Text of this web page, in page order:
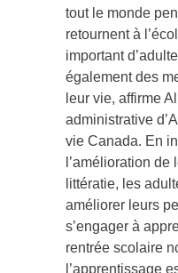
tout le monde
retournent à
important
également des
leur vie, affirme
administrative
vie Canada. En
l’amélioration
littératie, les
améliorer leurs
s’engager à
rentrée scolaire
l’apprentissage